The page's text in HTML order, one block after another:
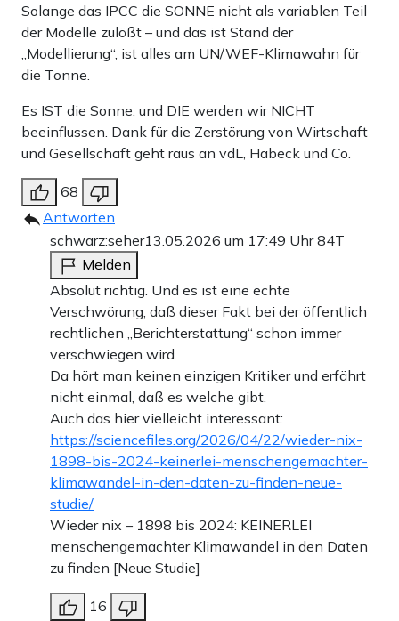
Solange das IPCC die SONNE nicht als variablen Teil
der Modelle zulößt – und das ist Stand der
„Modellierung“, ist alles am UN/WEF-Klimawahn für
die Tonne.
Es IST die Sonne, und DIE werden wir NICHT
beeinflussen. Dank für die Zerstörung von Wirtschaft
und Gesellschaft geht raus an vdL, Habeck und Co.
68
Antworten
schwarz:seher13.05.2026 um 17:49 Uhr84T
Melden
Absolut richtig. Und es ist eine echte
Verschwörung, daß dieser Fakt bei der öffentlich
rechtlichen „Berichterstattung“ schon immer
verschwiegen wird.
Da hört man keinen einzigen Kritiker und erfährt
nicht einmal, daß es welche gibt.
Auch das hier vielleicht interessant:
https://sciencefiles.org/2026/04/22/wieder-nix-
1898-bis-2024-keinerlei-menschengemachter-
klimawandel-in-den-daten-zu-finden-neue-
studie/
Wieder nix – 1898 bis 2024: KEINERLEI
menschengemachter Klimawandel in den Daten
zu finden [Neue Studie]
16